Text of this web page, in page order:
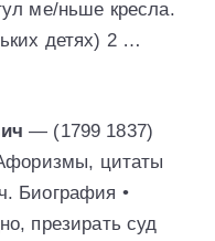
ме/ньше кресла.
детях) 2 …
— (1799 1837)
цитаты
Биография •
презирать суд